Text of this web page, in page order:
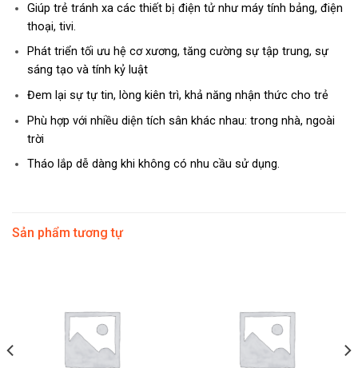
Giúp trẻ tránh xa các thiết bị điện tử như máy tính bảng, điện
thoại, tivi.
Phát triển tối ưu hệ cơ xương, tăng cường sự tập trung, sự
sáng tạo và tính kỷ luật
Đem lại sự tự tin, lòng kiên trì, khả năng nhận thức cho trẻ
Phù hợp với nhiều diện tích sân khác nhau: trong nhà, ngoài
trời
Tháo lắp dễ dàng khi không có nhu cầu sử dụng.
Sản phẩm tương tự